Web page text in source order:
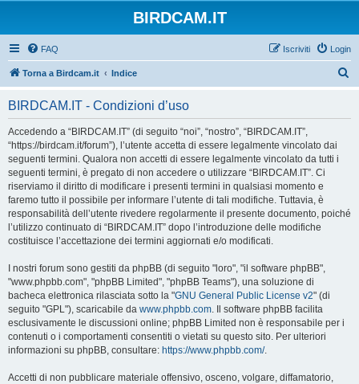
BIRDCAM.IT
FAQ Login
Iscriviti
Torna a Birdcam.it Indice
BIRDCAM.IT - Condizioni d’uso
Accedendo a “BIRDCAM.IT” (di seguito “noi”, “nostro”, “BIRDCAM.IT”,
“https://birdcam.it/forum”), l’utente accetta di essere legalmente vincolato dai
seguenti termini. Qualora non accetti di essere legalmente vincolato da tutti i
seguenti termini, è pregato di non accedere o utilizzare “BIRDCAM.IT”. Ci
riserviamo il diritto di modificare i presenti termini in qualsiasi momento e
faremo tutto il possibile per informare l’utente di tali modifiche. Tuttavia, è
responsabilità dell’utente rivedere regolarmente il presente documento, poiché
l’utilizzo continuato di “BIRDCAM.IT” dopo l’introduzione delle modifiche
costituisce l’accettazione dei termini aggiornati e/o modificati.
I nostri forum sono gestiti da phpBB (di seguito "loro", "il software phpBB",
"www.phpbb.com", "phpBB Limited", "phpBB Teams"), una soluzione di
bacheca elettronica rilasciata sotto la "GNU General Public License v2" (di
seguito "GPL"), scaricabile da www.phpbb.com. Il software phpBB facilita
esclusivamente le discussioni online; phpBB Limited non è responsabile per i
contenuti o i comportamenti consentiti o vietati su questo sito. Per ulteriori
informazioni su phpBB, consultare: https://www.phpbb.com/.
Accetti di non pubblicare materiale offensivo, osceno, volgare, diffamatorio,